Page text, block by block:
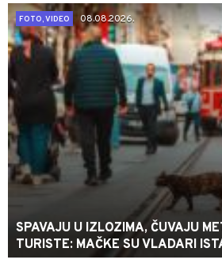
FOTO, VIDEO
08.08.2026.
SPAVAJU U IZLOZIMA, ČUVAJU
TURISTE: MAČKE SU VLADARI